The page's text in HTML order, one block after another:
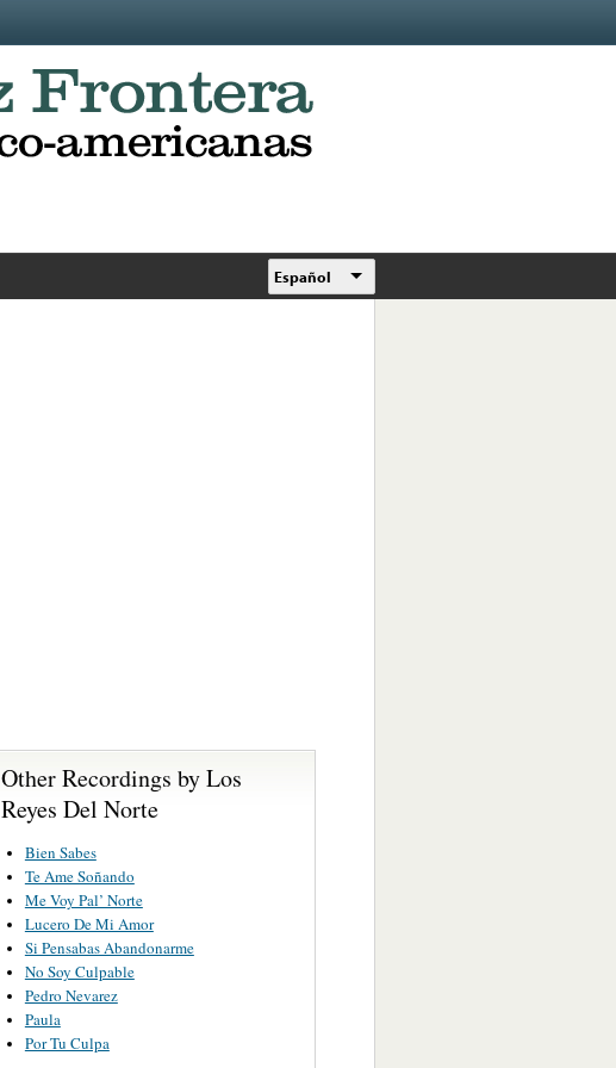
Español
Other Recordings by Los
Reyes Del Norte
Bien Sabes
Te Ame Soñando
Me Voy Pal’ Norte
Lucero De Mi Amor
Si Pensabas Abandonarme
No Soy Culpable
Pedro Nevarez
Paula
Por Tu Culpa